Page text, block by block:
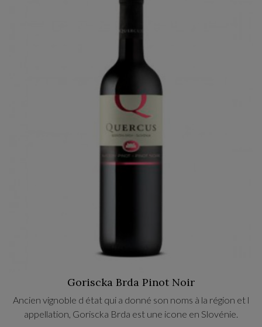
Goriscka Brda Pinot Noir
Ancien vignoble d état qui a donné son noms à la région et l
appellation, Goriscka Brda est une icone en Slovénie.